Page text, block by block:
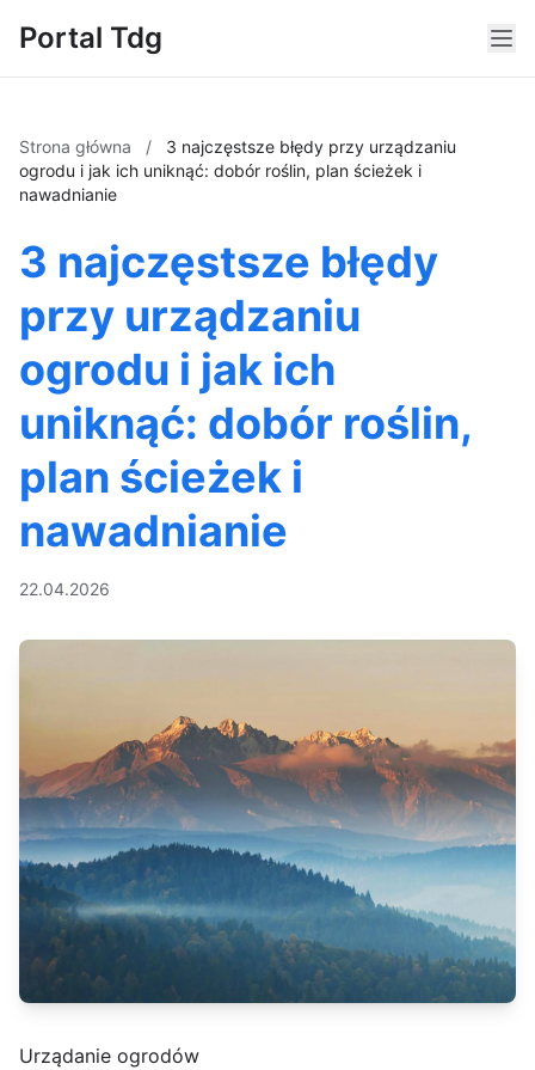
Portal Tdg
Strona główna /
3 najczęstsze błędy przy urządzaniu
ogrodu i jak ich uniknąć: dobór roślin, plan ścieżek i
nawadnianie
3 najczęstsze błędy
przy urządzaniu
ogrodu i jak ich
uniknąć: dobór roślin,
plan ścieżek i
nawadnianie
22.04.2026
Urządanie ogrodów